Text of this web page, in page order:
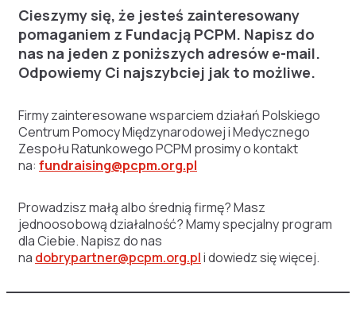
Cieszymy się, że jesteś zainteresowany
pomaganiem z Fundacją PCPM. Napisz do
nas na jeden z poniższych adresów e-mail.
Odpowiemy Ci najszybciej jak to możliwe.
Firmy zainteresowane wsparciem działań Polskiego
Centrum Pomocy Międzynarodowej i Medycznego
Zespołu Ratunkowego PCPM prosimy o kontakt
na: fundraising@pcpm.org.pl
Prowadzisz małą albo średnią firmę? Masz
jednoosobową działalność? Mamy specjalny program
dla Ciebie. Napisz do nas
na dobrypartner@pcpm.org.pli dowiedz się więcej.